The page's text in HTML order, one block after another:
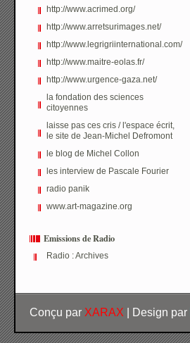
http://www.acrimed.org/
http://www.arretsurimages.net/
http://www.legrigriinternational.com/
http://www.maitre-eolas.fr/
http://www.urgence-gaza.net/
la fondation des sciences
citoyennes
laisse pas ces cris / l'espace écrit,
le site de Jean-Michel Defromont
le blog de Michel Collon
les interview de Pascale Fourier
radio panik
www.art-magazine.org
Emissions de Radio
Radio : Archives
Conçu par XARAX | Design par